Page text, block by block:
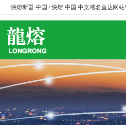
快熔断器.中国 / 快熔.中国 中文域名直达网